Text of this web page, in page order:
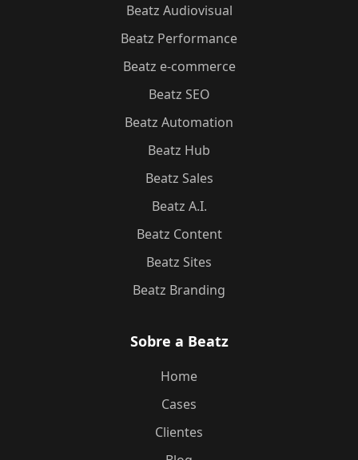
Beatz Audiovisual
Beatz Performance
Beatz e-commerce
Beatz SEO
Beatz Automation
Beatz Hub
Beatz Sales
Beatz A.I.
Beatz Content
Beatz Sites
Beatz Branding
Sobre a Beatz
Home
Cases
Clientes